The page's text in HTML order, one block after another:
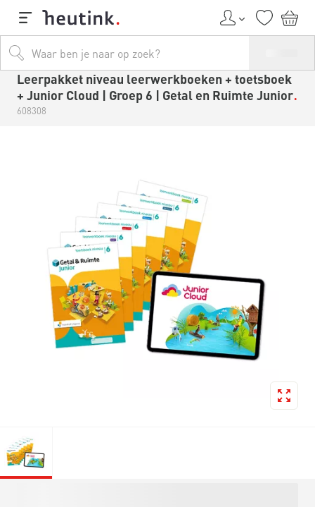
Leerpakket niveau leerwerkboeken + toetsboek
+ Junior Cloud | Groep 6 | Getal en Ruimte Junior
608308